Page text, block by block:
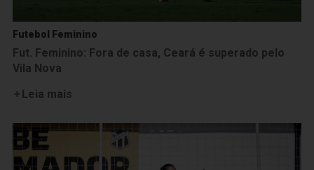
Futebol Feminino
Fut. Feminino: Fora de casa, Ceará é superado pelo
Vila Nova
Leia mais